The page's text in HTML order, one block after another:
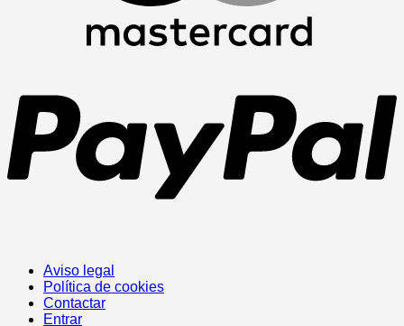
Aviso legal
Política de cookies
Contactar
Entrar